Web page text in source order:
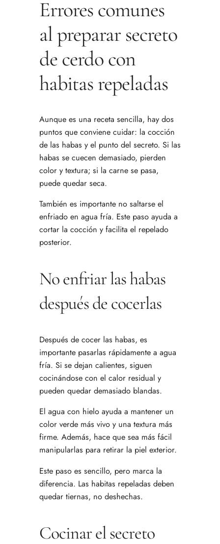
Errores comunes
al preparar secreto
de cerdo con
habitas repeladas
Aunque es una receta sencilla, hay dos
puntos que conviene cuidar: la cocción
de las habas y el punto del secreto. Si las
habas se cuecen demasiado, pierden
color y textura; si la carne se pasa,
puede quedar seca.
También es importante no saltarse el
enfriado en agua fría. Este paso ayuda a
cortar la cocción y facilita el repelado
posterior.
No enfriar las habas
después de cocerlas
Después de cocer las habas, es
importante pasarlas rápidamente a agua
fría. Si se dejan calientes, siguen
cocinándose con el calor residual y
pueden quedar demasiado blandas.
El agua con hielo ayuda a mantener un
color verde más vivo y una textura más
firme. Además, hace que sea más fácil
manipularlas para retirar la piel exterior.
Este paso es sencillo, pero marca la
diferencia. Las habitas repeladas deben
quedar tiernas, no deshechas.
Cocinar el secreto